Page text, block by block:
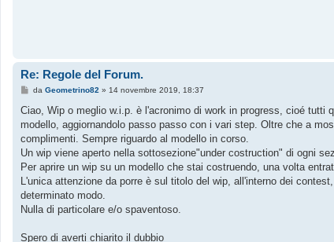
Re: Regole del Forum.
M
s
a
g
i
o
da Geometrino82 » 14 novembre 2019, 18:37
Ciao, Wip o meglio w.i.p. è l'acronimo di work in progress, cioé
modello, aggiornandolo passo passo con i vari step. Oltre che a
complimenti. Sempre riguardo al modello in corso.
Un wip viene aperto nella sottosezione"under costruction" di ogni
Per aprire un wip su un modello che stai costruendo, una volta
L'unica attenzione da porre è sul titolo del wip, all'interno dei
determinato modo.
Nulla di particolare e/o spaventoso.
Spero di averti chiarito il dubbio